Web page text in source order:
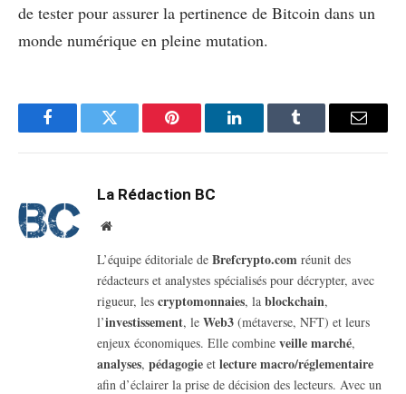
de tester pour assurer la pertinence de Bitcoin dans un
monde numérique en pleine mutation.
FacebookTwitter Pinterest LinkedInTumblr Email
La Rédaction BC
Website
L’équipe éditoriale de Brefcrypto.com réunit des
rédacteurs et analystes spécialisés pour décrypter, avec
rigueur, les cryptomonnaies, la blockchain,
l’investissement, le Web3 (métaverse, NFT) et leurs
enjeux économiques. Elle combine veille marché,
analyses, pédagogie et lecture macro/réglementaire
afin d’éclairer la prise de décision des lecteurs. Avec un